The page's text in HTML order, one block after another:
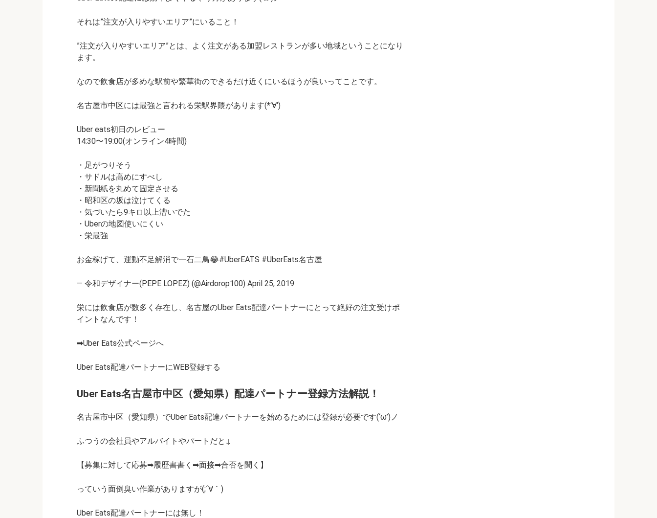
それは”注文が入りやすいエリア”にいること！
”注文が入りやすいエリア”とは、よく注文がある加盟レストランが多い地域ということになり
ます。
なので飲食店が多めな駅前や繁華街のできるだけ近くにいるほうが良いってことです。
名古屋市中区には最強と言われる栄駅界隈があります(*‘∀‘)
Uber eats初日のレビュー
14:30〜19:00(オンライン4時間)
・足がつりそう
・サドルは高めにすべし
・新聞紙を丸めて固定させる
・昭和区の坂は泣けてくる
・気づいたら9キロ以上漕いでた
・Uberの地図使いにくい
・栄最強
お金稼げて、運動不足解消で一石二鳥😂#UberEATS #UberEats名古屋
— 令和デザイナー(PEPE LOPEZ) (@Airdorop100) April 25, 2019
栄には飲食店が数多く存在し、名古屋のUber Eats配達パートナーにとって絶好の注文受けポ
イントなんです！
➡Uber Eats公式ページへ
Uber Eats配達パートナーにWEB登録する
Uber Eats名古屋市中区（愛知県）配達パートナー登録方法解説！
名古屋市中区（愛知県）でUber Eats配達パートナーを始めるためには登録が必要です(‘ω’)ノ
ふつうの会社員やアルバイトやパートだと↓
【募集に対して応募➡履歴書書く➡面接➡合否を聞く】
っていう面倒臭い作業がありますが(;´∀｀)
Uber Eats配達パートナーには無し！